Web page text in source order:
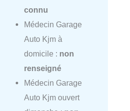
connu
Médecin Garage
Auto Kjm à
domicile : non
renseigné
Médecin Garage
Auto Kjm ouvert